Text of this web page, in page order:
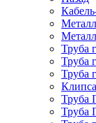
Труба
Труба
Труба
Труба
Труба